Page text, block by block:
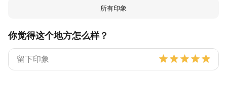
所有印象
你觉得这个地方怎么样？